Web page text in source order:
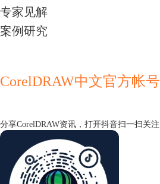
专家见解
案例研究
CorelDRAW中文官方帐号
分享CorelDRAW资讯，打开抖音扫一扫关注